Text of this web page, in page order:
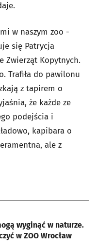
w naszym zoo -
się Patrycja
Zwierząt Kopytnych.
Trafiła do pawilonu
z tapirem o
że każde ze
podejścia i
kapibara o
ale z
wyginąć w naturze.
w ZOO Wrocław